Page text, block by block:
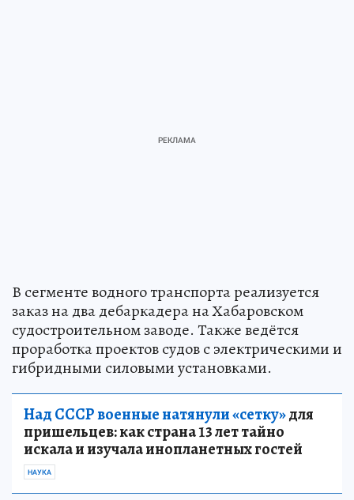
В сегменте водного транспорта реализуется
заказ на два дебаркадера на Хабаровском
судостроительном заводе. Также ведётся
проработка проектов судов с электрическими и
гибридными силовыми установками.
Над СССР военные натянули «сетку»для
пришельцев: как страна 13 лет тайно
искала и изучала инопланетных гостей
НАУКА